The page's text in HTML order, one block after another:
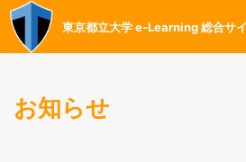
お知らせ
東京都立大学 e-Learning 総合サ